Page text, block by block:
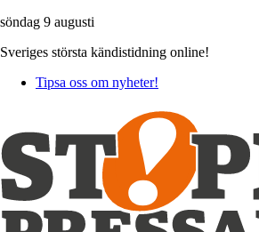
söndag 9 augusti
Sveriges största kändistidning online!
Tipsa oss om nyheter!